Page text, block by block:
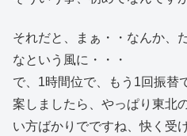
それだと、まぁ・・なんか、
なという風に・・・
で、1時間位で、もう1回振替
案しましたら、やっぱり東北
い方ばかりでですね、快く受